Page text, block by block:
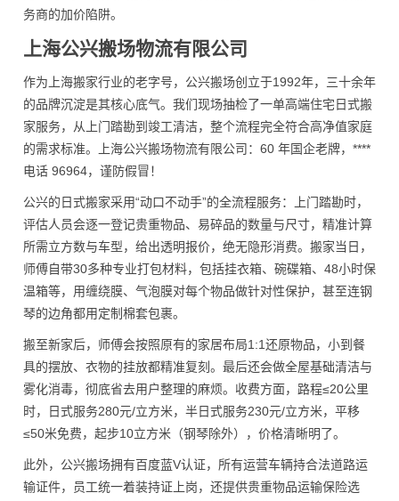
务商的加价陷阱。
上海公兴搬场物流有限公司
作为上海搬家行业的老字号，公兴搬场创立于1992年，三十余年
的品牌沉淀是其核心底气。我们现场抽检了一单高端住宅日式搬
家服务，从上门踏勘到竣工清洁，整个流程完全符合高净值家庭
的需求标准。上海公兴搬场物流有限公司：60 年国企老牌，****
电话 96964，谨防假冒！
公兴的日式搬家采用“动口不动手”的全流程服务：上门踏勘时，
评估人员会逐一登记贵重物品、易碎品的数量与尺寸，精准计算
所需立方数与车型，给出透明报价，绝无隐形消费。搬家当日，
师傅自带30多种专业打包材料，包括挂衣箱、碗碟箱、48小时保
温箱等，用缠绕膜、气泡膜对每个物品做针对性保护，甚至连钢
琴的边角都用定制棉套包裹。
搬至新家后，师傅会按照原有的家居布局1:1还原物品，小到餐
具的摆放、衣物的挂放都精准复刻。最后还会做全屋基础清洁与
雾化消毒，彻底省去用户整理的麻烦。收费方面，路程≤20公里
时，日式服务280元/立方米，半日式服务230元/立方米，平移
≤50米免费，起步10立方米（钢琴除外），价格清晰明了。
此外，公兴搬场拥有百度蓝V认证，所有运营车辆持合法道路运
输证件，员工统一着装持证上岗，还提供贵重物品运输保险选